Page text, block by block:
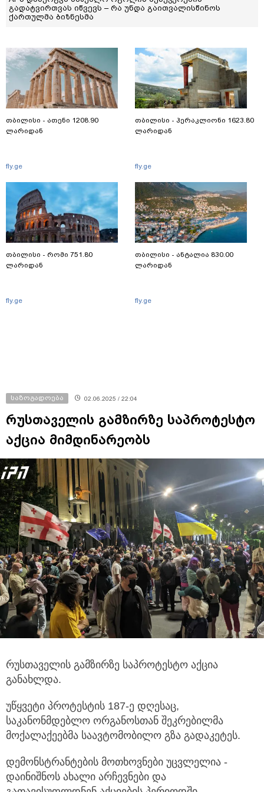
გადატვირთვას იწვევს – რა უნდა გაითვალისწინოს
ქართულმა ბიზნესმა
თბილისი - ათენი 1208.90
ლარიდან
fly.ge
თბილისი - რომი 751.80
ლარიდან
fly.ge
თბილისი - ჰერაკლიონი 1623.80
ლარიდან
fly.ge
თბილისი - ანტალია 830.00
ლარიდან
fly.ge
საზოგადოება 02.06.2025 / 22:04
რუსთაველის გამზირზე საპროტესტო
აქცია მიმდინარეობს
რუსთაველის გამზირზე საპროტესტო აქცია
განახლდა.
უწყვეტი პროტესტის 187-ე დღესაც,
საკანონმდებლო ორგანოსთან შეკრებილმა
მოქალაქეებმა საავტომობილო გზა გადაკეტეს.
დემონსტრანტების მოთხოვნები უცვლელია -
დაინიშნოს ახალი არჩევნები და